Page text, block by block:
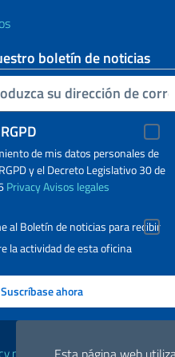
boletín de noticias
de mis datos personales de
y el Decreto Legislativo 30 de
PrivacyAvisos legales
al Boletín de noticias para recibir
la actividad de esta oficina